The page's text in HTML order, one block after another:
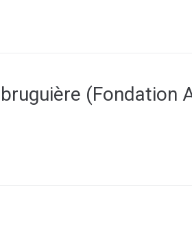
(Fondation